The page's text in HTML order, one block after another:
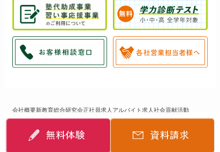
無料体験 資料請求
会社概要新教育総合研究会正社員求人 アルバイト求人社会貢献活動